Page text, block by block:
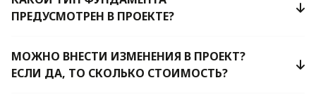
ПРЕДУСМОТРЕН В ПРОЕКТЕ?
МОЖНО ВНЕСТИ ИЗМЕНЕНИЯ В ПРОЕКТ?
ЕСЛИ ДА, ТО СКОЛЬКО СТОИМОСТЬ?